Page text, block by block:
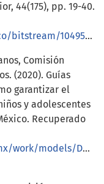
44(175), pp. 19-40.
Comisión
(2020). Guías
garantizar el
y adolescentes
Recuperado
work/models/